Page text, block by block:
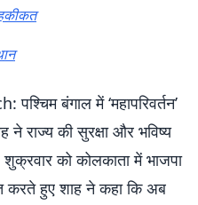
बंगाल में ‘महापरिवर्तन’
ने राज्य की सुरक्षा और भविष्य
को कोलकाता में भाजपा
करते हुए शाह ने कहा कि अब